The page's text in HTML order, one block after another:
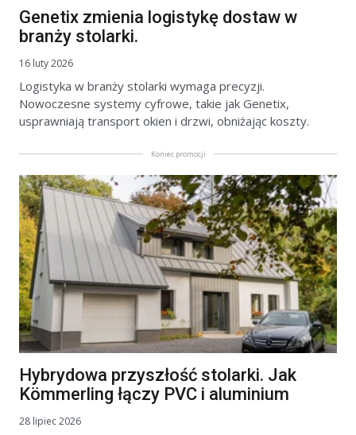
Genetix zmienia logistykę dostaw w
branży stolarki.
16 luty 2026
Logistyka w branży stolarki wymaga precyzji.
Nowoczesne systemy cyfrowe, takie jak Genetix,
usprawniają transport okien i drzwi, obniżając koszty.
Koniec promocji
Hybrydowa przyszłość stolarki. Jak
Kömmerling łączy PVC i aluminium
28 lipiec 2026